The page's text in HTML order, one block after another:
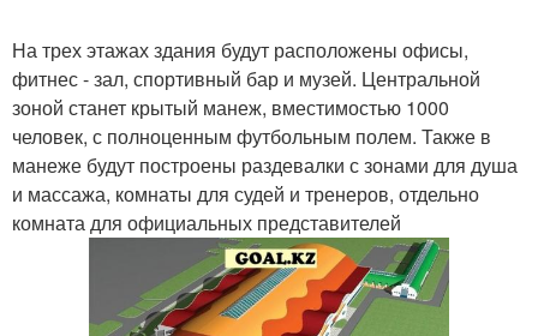
На трех этажах здания будут расположены офисы,
фитнес - зал, спортивный бар и музей. Центральной
зоной станет крытый манеж, вместимостью 1000
человек, с полноценным футбольным полем. Также в
манеже будут построены раздевалки с зонами для душа
и массажа, комнаты для судей и тренеров, отдельно
комната для официальных представителей